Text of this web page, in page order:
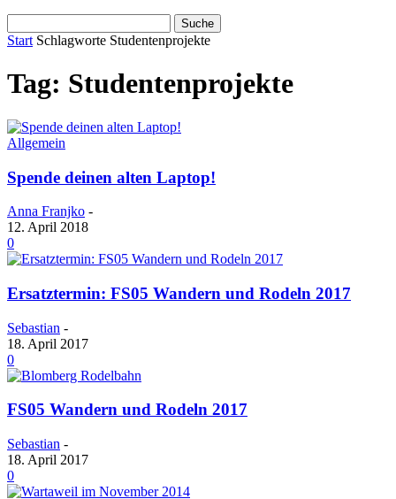
Start Schlagworte Studentenprojekte
Tag: Studentenprojekte
Allgemein
Spende deinen alten Laptop!
Anna Franjko -
12. April 2018
0
Ersatztermin: FS05 Wandern und Rodeln 2017
Sebastian -
18. April 2017
0
FS05 Wandern und Rodeln 2017
Sebastian -
18. April 2017
0